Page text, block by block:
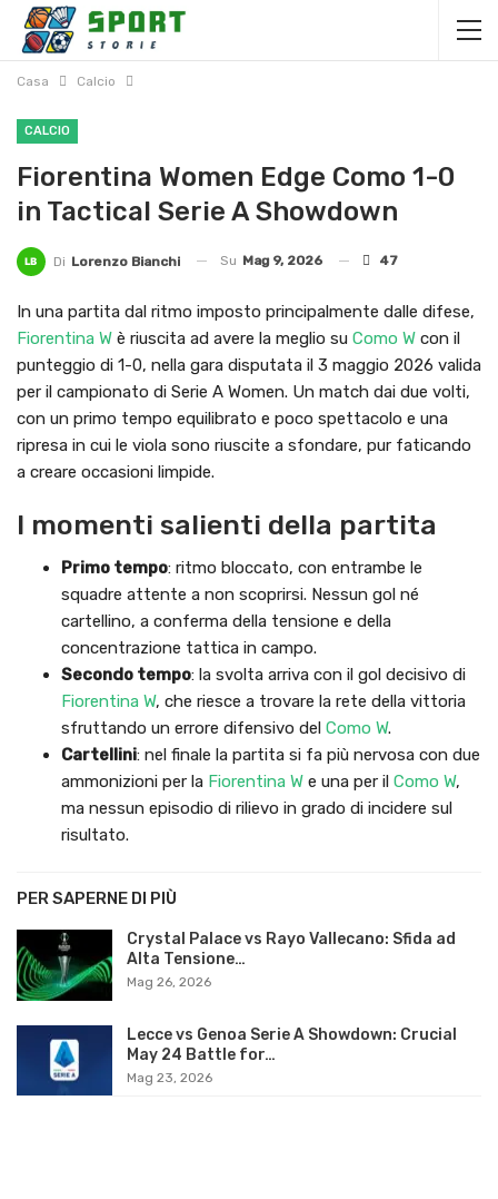
Casa Calcio
CALCIO
Fiorentina Women Edge Como 1-0
in Tactical Serie A Showdown
Di Lorenzo Bianchi Su Mag 9, 2026 47
In una partita dal ritmo imposto principalmente dalle difese,
Fiorentina W è riuscita ad avere la meglio su Como W con il
punteggio di 1-0, nella gara disputata il 3 maggio 2026 valida
per il campionato di Serie A Women. Un match dai due volti,
con un primo tempo equilibrato e poco spettacolo e una
ripresa in cui le viola sono riuscite a sfondare, pur faticando
a creare occasioni limpide.
I momenti salienti della partita
Primo tempo: ritmo bloccato, con entrambe le
squadre attente a non scoprirsi. Nessun gol né
cartellino, a conferma della tensione e della
concentrazione tattica in campo.
Secondo tempo: la svolta arriva con il gol decisivo di
Fiorentina W, che riesce a trovare la rete della vittoria
sfruttando un errore difensivo del Como W.
Cartellini: nel finale la partita si fa più nervosa con due
ammonizioni per la Fiorentina W e una per il Como W,
ma nessun episodio di rilievo in grado di incidere sul
risultato.
PER SAPERNE DI PIÙ
Crystal Palace vs Rayo Vallecano: Sfida ad
Alta Tensione…
Mag 26, 2026
Lecce vs Genoa Serie A Showdown: Crucial
May 24 Battle for…
Mag 23, 2026